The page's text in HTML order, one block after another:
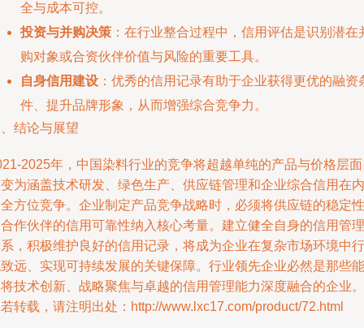
全与成本可控。
投资与并购决策 ：在行业整合过程中，信用评估是识别潜在
购对象或合资伙伴价值与风险的重要工具。
自身信用建设 ：优秀的信用记录有助于企业获得更优的融资
件、提升品牌形象，从而增强综合竞争力。
结论与展望
2025年，中国染料行业的竞争将超越单纯的产品与价格层
为涵盖技术研发、绿色生产、供应链管理和企业综合信用在内
方位竞争。企业制定产品竞争战略时，必须将供应链的稳定性
作伙伴的信用可靠性纳入核心考量。建立健全自身的信用管理
，积极维护良好的信用记录，将成为企业在复杂市场环境中行
远、实现可持续发展的关键保障。行业领先企业必然是那些能
技术创新、战略聚焦与卓越的信用管理能力深度融合的企业。
转载，请注明出处：http://www.lxc17.com/product/72.html